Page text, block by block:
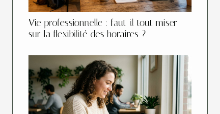
Vie professionnelle : faut-il tout miser
sur la flexibilité des horaires ?